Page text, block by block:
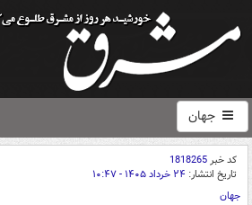
جهان
کد خبر1818265
تاریخ انتشار: ۲۴ خرداد ۱۴۰۵ - ۱۰:۴۷
جهان